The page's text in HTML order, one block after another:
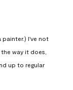
I've not
way it does,
up to regular